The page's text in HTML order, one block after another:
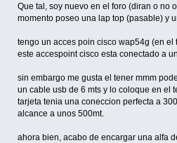
Que tal, soy nuevo en el foro (diran o no
momento poseo una lap top (pasable) y
tengo un acces poin cisco wap54g (en
este accespoint cisco esta conectado a
sin embargo me gusta el tener mmm
un cable usb de 6 mts y lo coloque en el
tarjeta tenia una coneccion perfecta a
alcance a unos 500mt.
ahora bien, acabo de encargar una alfa